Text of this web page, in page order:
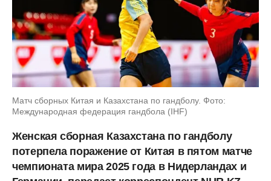
Матч сборных Китая и Казахстана по гандболу. Фото:
Международная федерация гандбола (IHF)
Женская сборная Казахстана по гандболу
потерпела поражение от Китая в пятом матче
чемпионата мира 2025 года в Нидерландах и